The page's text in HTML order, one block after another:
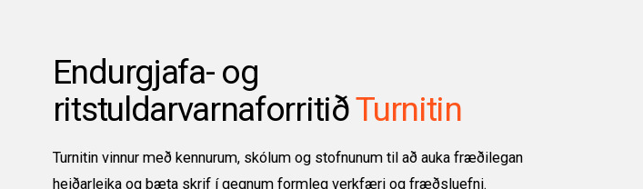
Endurgjafa- og
ritstuldarvarnaforritiðTurnitin
Turnitin vinnur með kennurum, skólum og stofnunum til að auka fræðilegan
heiðarleika og bæta skrif í gegnum formleg verkfæri og fræðsluefni.